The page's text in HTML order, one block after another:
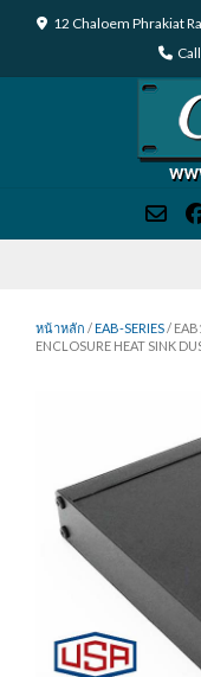
12 Chaloem Phrakiat
หน้าหลัก /EAB-SERIES/
ENCLOSURE HEAT SINK